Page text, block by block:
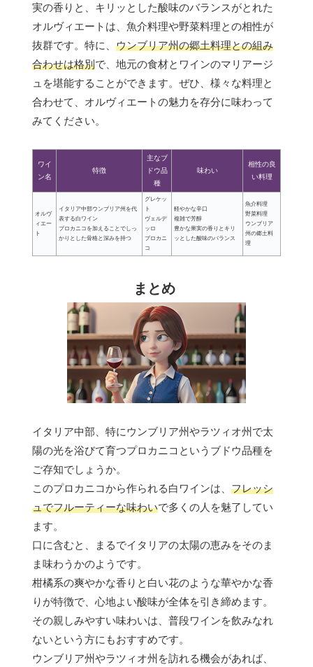
実の香りと、キリッとした酸味のバランスがとれた
オルヴィエートは、魚介料理や野菜料理との相性が
抜群です。特に、 ウンブリア州の郷土料理との組み
合わせは格別で、地元の食材とワインのマリアージ
ュを堪能することができます。ぜひ、様々な料理と
合わせて、オルヴィエートの魅力を存分に味わって
みてください。
ワイ
ン名
特徴
主なブ
ドウ品
種
味わい
相性の良
い料理
オルヴ
ィエー
ト
イタリア中部ウンブリア州を代
表する白ワイン
プロカニコを加えることでしっ
かりとした骨格と深みを持つ
グレケッ
ト
ヴェルデ
ッロ
プロカニ
コ
軽やかな辛口
複雑で芳醇
豊かな果実の香りとキリ
ッとした酸味のバランス
魚介料理
野菜料理
ウンブリア
州の郷土料
理
まとめ
イタリア中部、特にウンブリア州やラツィオ州で太
陽の光を浴びて育つプロカニコというブドウ品種を
ご存知でしょうか。
このプロカニコから作られる白ワインは、 フレッシ
ュでフルーティーな味わいで多くの人を魅了してい
ます。
口に含むと、まるでイタリアの太陽の恵みをそのま
ま味わうかのようです。
柑橘系の爽やかな香りと白い花のような華やかな香
りが特徴で、心地よい酸味が全体を引き締めます。
その親しみやすい味わいは、普段ワインを飲みなれ
ないという方にもおすすめです。
ウンブリア州やラツィオ州を訪れる機会があれば、